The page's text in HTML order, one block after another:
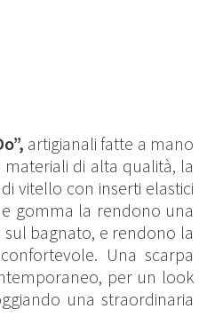
artigianali fatte a mano
di alta qualità, la
vitello con inserti elastici
gomma la rendono una
bagnato, e rendono la
Una scarpa
per un look
una straordinaria